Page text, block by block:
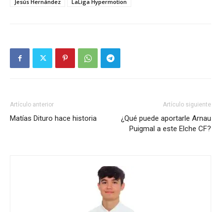
Jesús Hernández
LaLiga Hypermotion
Artículo anterior
Matías Dituro hace historia
Artículo siguiente
¿Qué puede aportarle Arnau
Puigmal a este Elche CF?